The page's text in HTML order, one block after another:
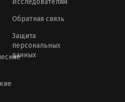
Исследователям
Обратная связь
Защита
персональных
данных